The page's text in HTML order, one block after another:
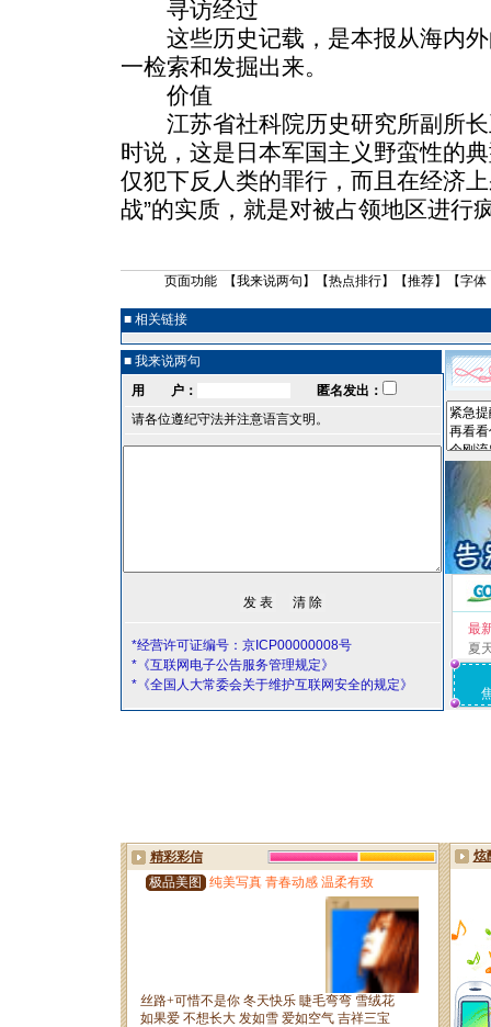
寻访经过
这些历史记载，是本报从海内外
一检索和发掘出来。
价值
江苏省社科院历史研究所副所长
时说，这是日本军国主义野蛮性的
仅犯下反人类的罪行，而且在经济
战”的实质，就是对被占领地区进行
页面功能 【我来说两句 】【热点排行】【推荐】【字体
■ 相关链接
■ 我来说两句
用 户：
匿名发出：
请各位遵纪守法并注意语言文明。
*经营许可证编号：京ICP00000008号
*《互联网电子公告服务管理规定》
*《全国人大常委会关于维护互联网安全的规定》
最
夏